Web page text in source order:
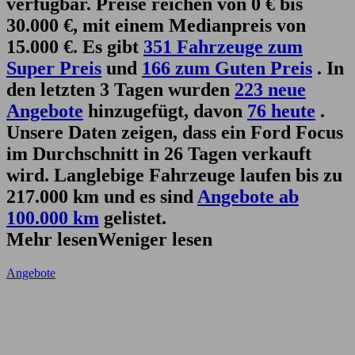
30.000 €, mit einem Medianpreis von
15.000 €. Es gibt 351 Fahrzeuge zum
Super Preis und 166 zum Guten Preis . In
den letzten 3 Tagen wurden 223 neue
Angebote hinzugefügt, davon 76 heute .
Unsere Daten zeigen, dass ein Ford Focus
im Durchschnitt in 26 Tagen verkauft
wird. Langlebige Fahrzeuge laufen bis zu
217.000 km und es sind Angebote ab
100.000 km gelistet.
Mehr lesenWeniger lesen
Angebote